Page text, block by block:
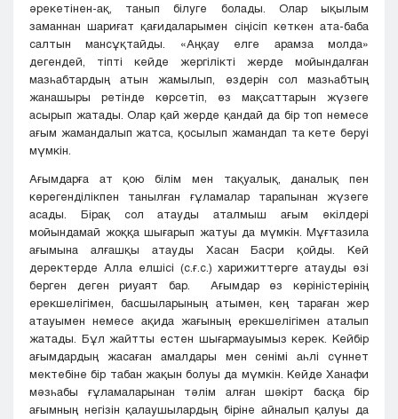
әрекетінен-ақ, танып білуге болады. Олар ықылым
заманнан шариғат қағидаларымен сіңісіп кеткен ата-баба
салтын мансұқтайды. «Аңқау елге арамза молда»
дегендей, тіпті кейде жергілікті жерде мойындалған
мазһабтардың атын жамылып, өздерін сол мазһабтың
жанашыры ретінде көрсетіп, өз мақсаттарын жүзеге
асырып жатады. Олар қай жерде қандай да бір топ немесе
ағым жамандалып жатса, қосылып жамандап та кете беруі
мүмкін.
Ағымдарға ат қою білім мен тақуалық, даналық пен
көрегенділікпен танылған ғұламалар тарапынан жүзеге
асады. Бірақ сол атауды аталмыш ағым өкілдері
мойындамай жоққа шығарып жатуы да мүмкін. Мұғтазила
ағымына алғашқы атауды Хасан Басри қойды. Кей
деректерде Алла елшісі (с.ғ.с.) харижиттерге атауды өзі
берген деген риуаят бар. Ағымдар өз көріністерінің
ерекшелігімен, басшыларының атымен, кең тараған жер
атауымен немесе ақида жағының ерекшелігімен аталып
жатады. Бұл жайтты естен шығармауымыз керек. Кейбір
ағымдардың жасаған амалдары мен сенімі аһлі сүннет
мектебіне бір табан жақын болуы да мүмкін. Кейде Ханафи
мәзһабы ғұламаларынан тәлім алған шәкірт басқа бір
ағымның негізін қалаушылардың біріне айналып қалуы да